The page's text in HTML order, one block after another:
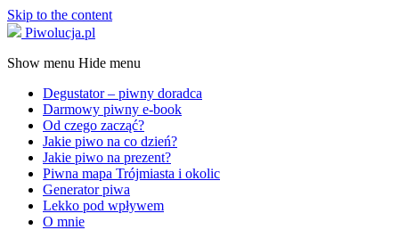
Skip to the content
Piwolucja.pl
Show menu Hide menu
Degustator – piwny doradca
Darmowy piwny e-book
Od czego zacząć?
Jakie piwo na co dzień?
Jakie piwo na prezent?
Piwna mapa Trójmiasta i okolic
Generator piwa
Lekko pod wpływem
O mnie